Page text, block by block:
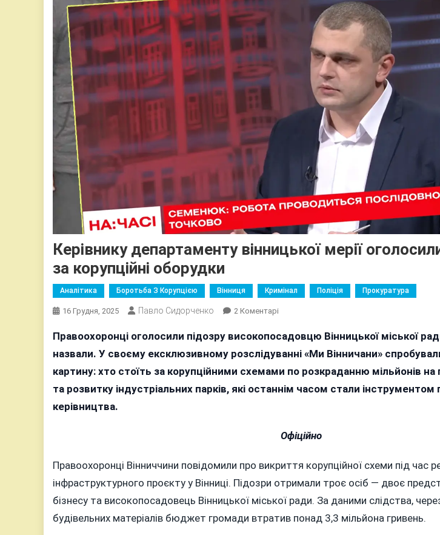
Керівнику департаменту вінницької мерії
за корупційні оборудки
Аналітика Боротьба З Корупцією Вінниця Кримінал Поліція Прокуратура
16 Грудня, 2025 Павло Сидорченко 2 Коментарі
Департаменту
Вінницької
Оголосили
Другу
Корупційні
Правоохоронці оголосили підозру високопосадовцю Вінницької міської
назвали. У своєму ексклюзивному розслідуванні «Ми Вінничани»
картину: хто стоїть за корупційними схемами по розкраданню мільйонів
та розвитку індустріальних парків, які останнім часом стали інструментом
керівництва.
Офіційно
Правоохоронці Вінниччини повідомили про викриття корупційної схеми під час
інфраструктурного проєкту у Вінниці. Підозри отримали троє осіб — двоє
бізнесу та високопосадовець Вінницької міської ради. За даними слідства,
будівельних матеріалів бюджет громади втратив понад 3,3 мільйона гривень.